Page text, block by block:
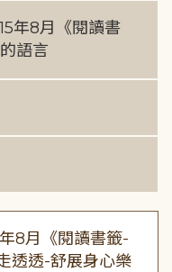
年8月《閱讀書
語言
年8月《閱讀書籤-
透透-舒展身心樂